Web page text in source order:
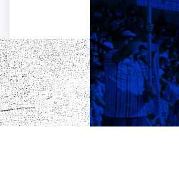
チケット情報